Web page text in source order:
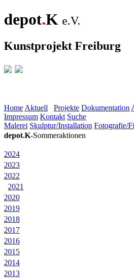
depot.K e.V.
Kunstprojekt Freiburg
Home Aktuell Projekte Dokumentation
Impressum Kontakt Suche
Malerei Skulptur/Installation Fotografie/
depot.K-Sommeraktionen
2024
2023
2022
2021
2020
2019
2018
2017
2016
2015
2014
2013